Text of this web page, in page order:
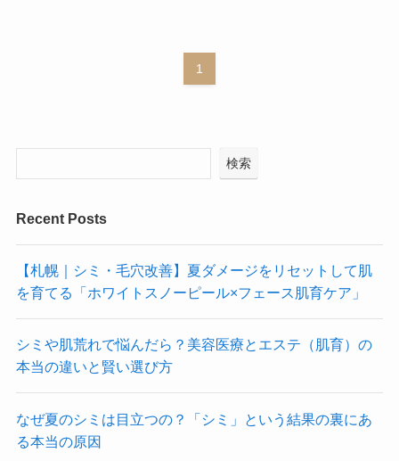
1
検索
Recent Posts
【札幌｜シミ・毛穴改善】夏ダメージをリセットして肌
を育てる「ホワイトスノーピール×フェース肌育ケア」
シミや肌荒れで悩んだら？美容医療とエステ（肌育）の
本当の違いと賢い選び方
なぜ夏のシミは目立つの？「シミ」という結果の裏にあ
る本当の原因